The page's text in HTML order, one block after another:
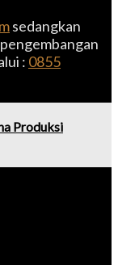
sedangkan
: 0855
Produksi